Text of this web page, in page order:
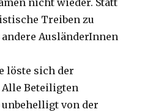
nicht wieder. Statt
Treiben zu
AusländerInnen
löste sich der
Beteiligten
von der